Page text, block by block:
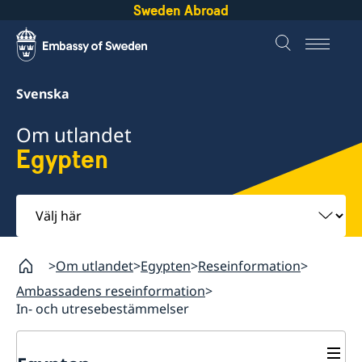
Sweden Abroad
Svenska
Om utlandet
Egypten
Välj
här
Om utlandet Egypten Reseinformation
Ambassadens reseinformation
In- och utresebestämmelser